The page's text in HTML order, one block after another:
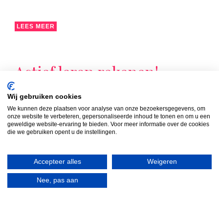
LEES MEER
Actief leren rekenen!
beweging!
Wij gebruiken cookies
We kunnen deze plaatsen voor analyse van onze bezoekersgegevens, om
onze website te verbeteren, gepersonaliseerde inhoud te tonen en om u een
geweldige website-ervaring te bieden. Voor meer informatie over de cookies
die we gebruiken opent u de instellingen.
Accepteer alles Weigeren
Nee, pas aan